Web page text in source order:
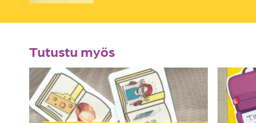
Tutustu myös